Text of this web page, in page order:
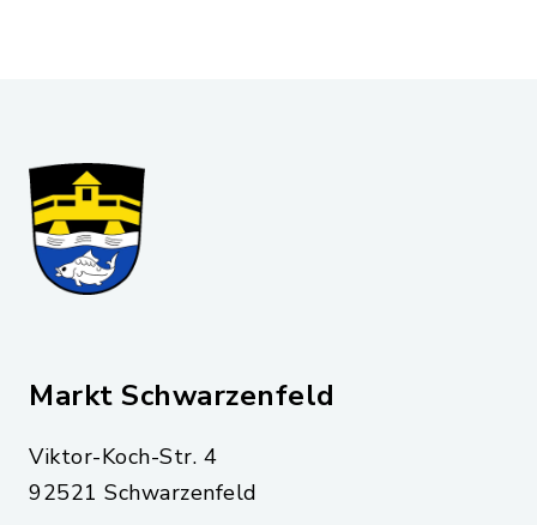
Markt Schwarzenfeld
Viktor-Koch-Str. 4
92521 Schwarzenfeld